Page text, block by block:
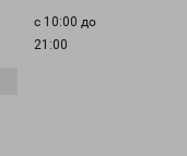
с 10:00 до
21:00